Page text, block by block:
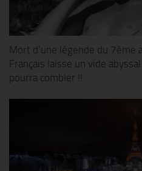
Mort d’une légende du 7ème
Français laisse un vide
pourra combler !!